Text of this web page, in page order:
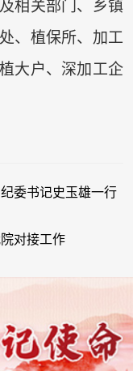
相关部门、乡镇
、植保所、加工
大户、深加工企
委书记史玉雄一行
对接工作